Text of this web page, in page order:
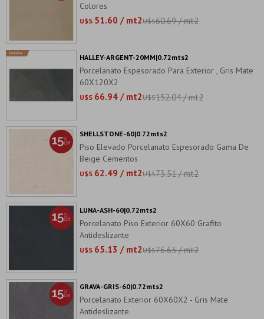
Colores
U$S 51.60 / mt2U$S60.69 / mt2
Porcelanato Espesorado Para Exterior , Gris Mate
60X120X2
U$S 66.94 / mt2U$S152.04 / mt2
HALLEY-ARGENT-20MM|0.72mts2
Piso Elevado Porcelanato Espesorado Gama De
Beige Cementos
U$S 62.49 / mt2U$S73.51 / mt2
SHELLSTONE-60|0.72mts2
Porcelanato Piso Exterior 60X60 Grafito
Antideslizante
U$S 65.13 / mt2U$S76.63 / mt2
LUNA-ASH-60|0.72mts2
Porcelanato Exterior 60X60X2 - Gris Mate
Antideslizante
GRAVA-GRIS-60|0.72mts2